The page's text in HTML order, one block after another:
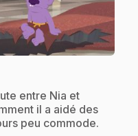
entre Nia et
il a aidé des
peu commode.